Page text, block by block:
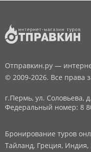
Отправкин.ру —
© 2009-2026. Все права
г.Пермь, ул. Соловьева,
Федеральный номер: 8
Бронирование туров
Тайланд, Греция,